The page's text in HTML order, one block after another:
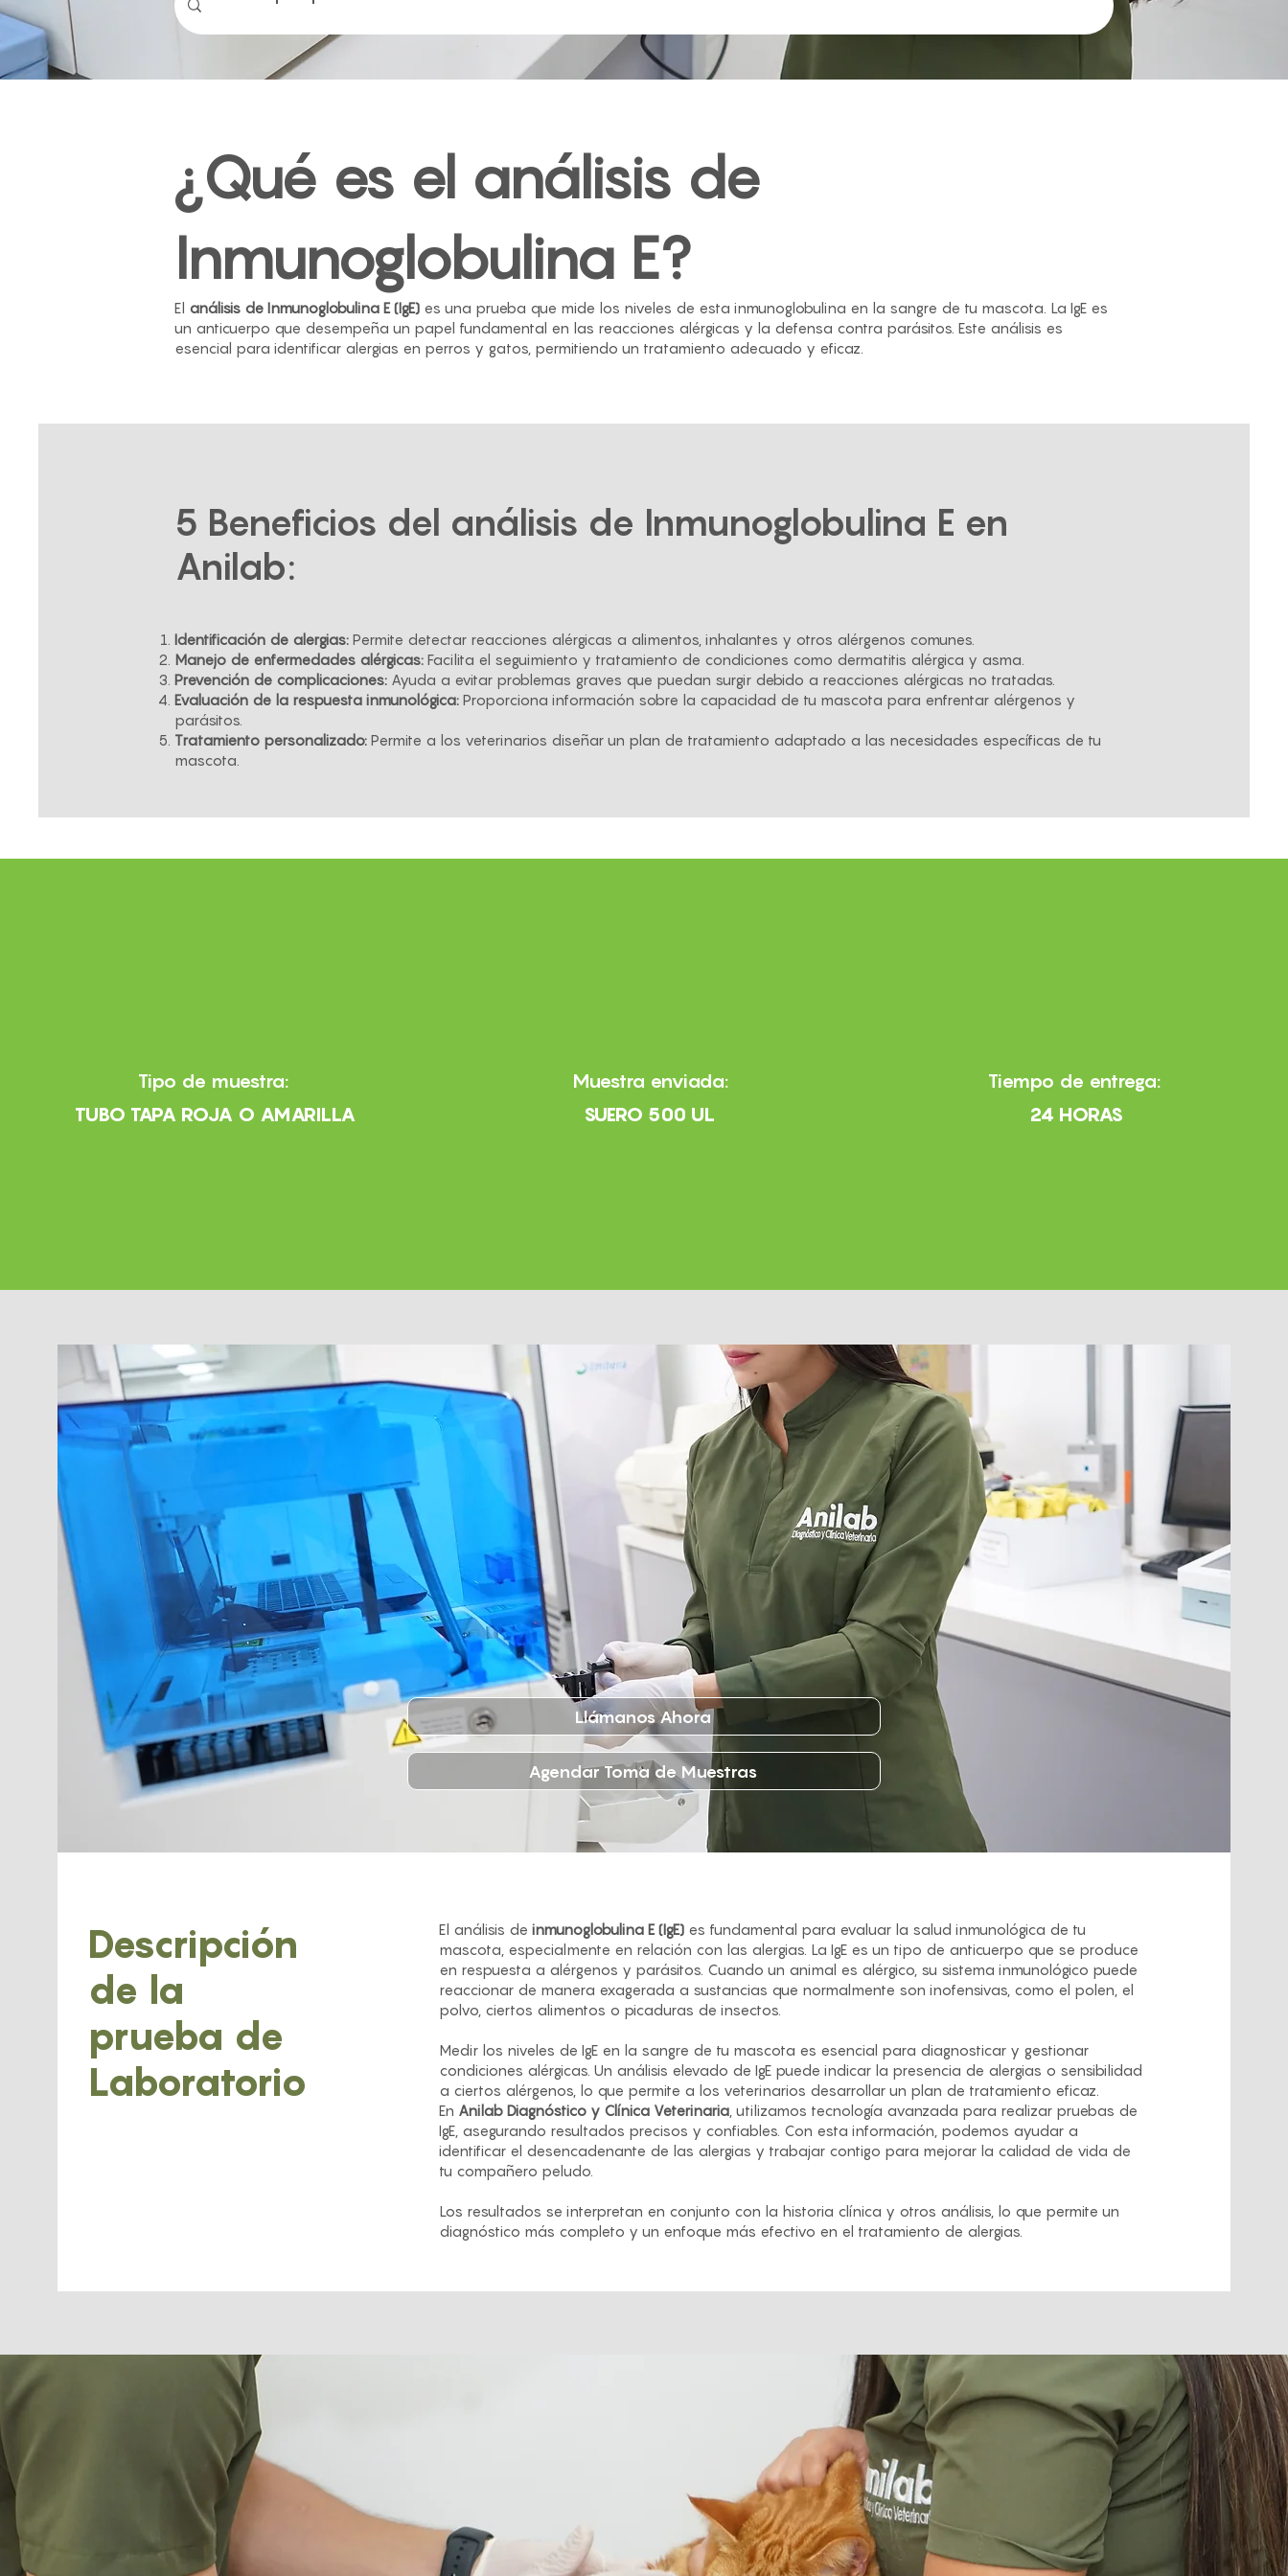
¿Qué es el análisis de
Inmunoglobulina E?
El análisis de Inmunoglobulina E (IgE) es una prueba que mide los niveles de esta inmunoglobulina en la sangre de tu mascota. La IgE es
un anticuerpo que desempeña un papel fundamental en las reacciones alérgicas y la defensa contra parásitos. Este análisis es
esencial para identificar alergias en perros y gatos, permitiendo un tratamiento adecuado y eficaz.
5 Beneficios del análisis de Inmunoglobulina E en
Anilab:
Identificación de alergias: Permite detectar reacciones alérgicas a alimentos, inhalantes y otros alérgenos comunes.
Manejo de enfermedades alérgicas: Facilita el seguimiento y tratamiento de condiciones como dermatitis alérgica y asma.
Prevención de complicaciones: Ayuda a evitar problemas graves que puedan surgir debido a reacciones alérgicas no tratadas.
Evaluación de la respuesta inmunológica: Proporciona información sobre la capacidad de tu mascota para enfrentar alérgenos y
parásitos.
Tratamiento personalizado: Permite a los veterinarios diseñar un plan de tratamiento adaptado a las necesidades específicas de tu
mascota.
Tipo de muestra:
TUBO TAPA ROJA O AMARILLA
Muestra enviada:
SUERO 500 UL
Tiempo de entrega:
24 HORAS
Llámanos Ahora
Agendar Toma de Muestras
Descripción
de la
prueba de
Laboratorio
El análisis de inmunoglobulina E (IgE)es fundamental para evaluar la salud inmunológica de tu
mascota, especialmente en relación con las alergias. La IgE es un tipo de anticuerpo que se produce
en respuesta a alérgenos y parásitos. Cuando un animal es alérgico, su sistema inmunológico puede
reaccionar de manera exagerada a sustancias que normalmente son inofensivas, como el polen, el
polvo, ciertos alimentos o picaduras de insectos.
Medir los niveles de IgE en la sangre de tu mascota es esencial para diagnosticar y gestionar
condiciones alérgicas. Un análisis elevado de IgE puede indicar la presencia de alergias o sensibilidad
a ciertos alérgenos, lo que permite a los veterinarios desarrollar un plan de tratamiento eficaz.
En Anilab Diagnóstico y Clínica Veterinaria, utilizamos tecnología avanzada para realizar pruebas de
IgE, asegurando resultados precisos y confiables. Con esta información, podemos ayudar a
identificar el desencadenante de las alergias y trabajar contigo para mejorar la calidad de vida de
tu compañero peludo.
Los resultados se interpretan en conjunto con la historia clínica y otros análisis, lo que permite un
diagnóstico más completo y un enfoque más efectivo en el tratamiento de alergias.